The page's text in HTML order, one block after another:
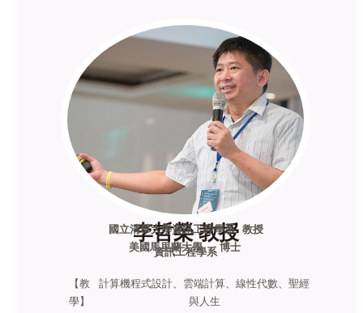
李哲榮 教授
資訊工程學系
國立清華大學資訊工程學系 教授
美國馬里蘭大學 博士
【教
學】
計算機程式設計、雲端計算、線性代數、聖經
與人生